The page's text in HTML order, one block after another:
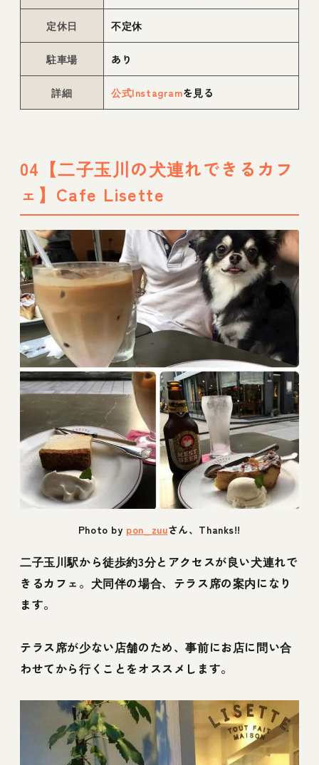
定休日 不定休
駐車場 あり
詳細 公式Instagramを見る
04【二子玉川の犬連れできるカフ
ェ】Cafe Lisette
Photo by pon_zuuさん、Thanks!!
二子玉川駅から徒歩約3分とアクセスが良い犬連れで
きるカフェ。犬同伴の場合、テラス席の案内になり
ます。
テラス席が少ない店舗のため、事前にお店に問い合
わせてから行くことをオススメします。